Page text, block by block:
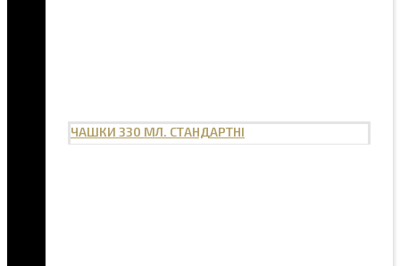
ЧАШКИ 330 МЛ. СТАНДАРТНІ